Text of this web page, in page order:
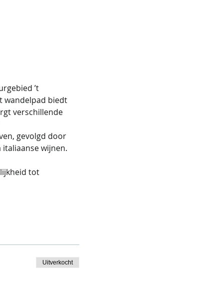
’t
wandelpad biedt
verschillende
gevolgd door
wijnen.
tot
Uitverkocht